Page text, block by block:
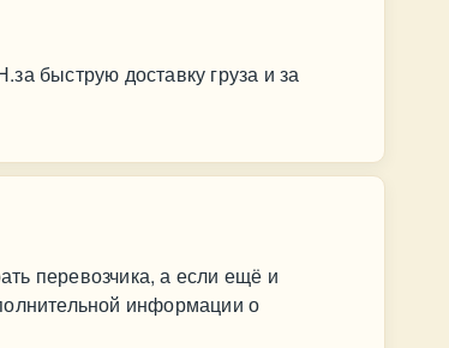
быструю доставку груза и за
перевозчика, а если ещё и
информации о